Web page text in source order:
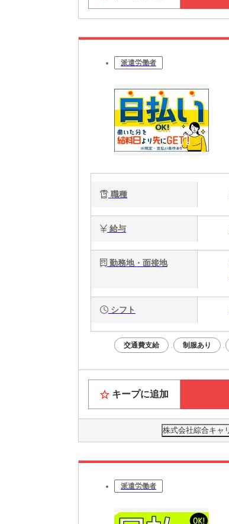
派遣労働者
職種
給与
勤務地・面接地
シフト
交通費支給 制服あり
キープに追加
株式会社綜合キャ
派遣労働者